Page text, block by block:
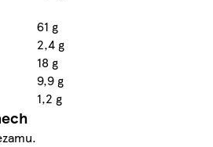
61 g
2,4 g
18 g
9,9 g
1,2 g